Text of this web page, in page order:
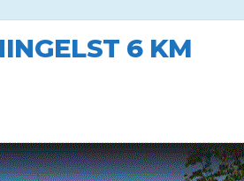
6 KM